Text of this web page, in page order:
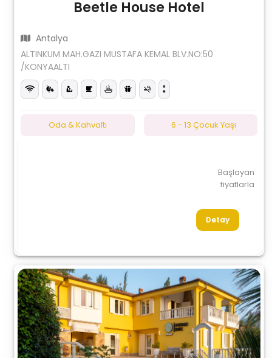
Beetle House Hotel
Antalya
ALTINKUM MAH.GAZI MUSTAFA KEMAL BLV.NO:50
/KONYAALTI
Oda & Kahvaltı 6 - 13 Çocuk Yaşı
Başlayan
fiyatlarla
Detay